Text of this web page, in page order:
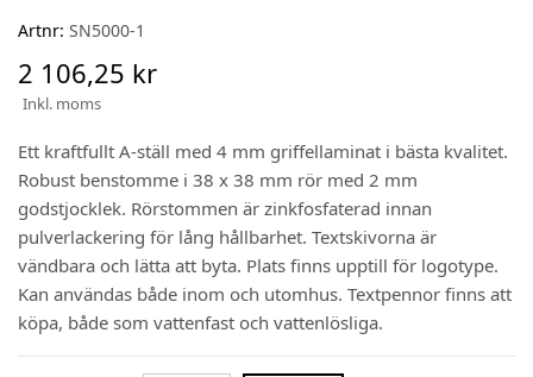
Artnr: SN5000-1
2 106,25 kr
Inkl. moms
Ett kraftfullt A-ställ med 4 mm griffellaminat i bästa kvalitet.
Robust benstomme i 38 x 38 mm rör med 2 mm
godstjocklek. Rörstommen är zinkfosfaterad innan
pulverlackering för lång hållbarhet. Textskivorna är
vändbara och lätta att byta. Plats finns upptill för logotype.
Kan användas både inom och utomhus. Textpennor finns att
köpa, både som vattenfast och vattenlösliga.